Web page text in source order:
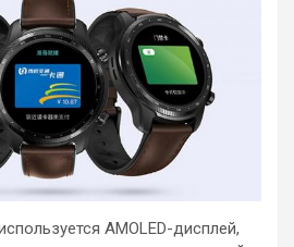
AMOLED-дисплей,